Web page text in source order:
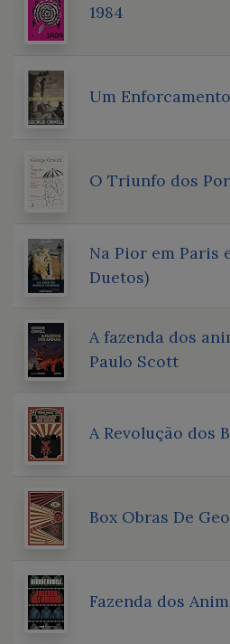
1984
Um Enforcamento
O Triunfo dos
Na Pior em Paris
Duetos)
A fazenda dos
Paulo Scott
A Revolução dos
Box Obras De
Fazenda dos